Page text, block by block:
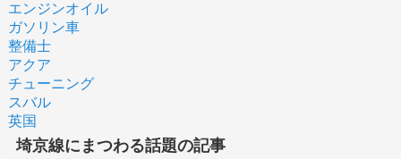
エンジンオイル
ガソリン車
整備士
アクア
チューニング
スバル
英国
埼京線にまつわる話題の記事